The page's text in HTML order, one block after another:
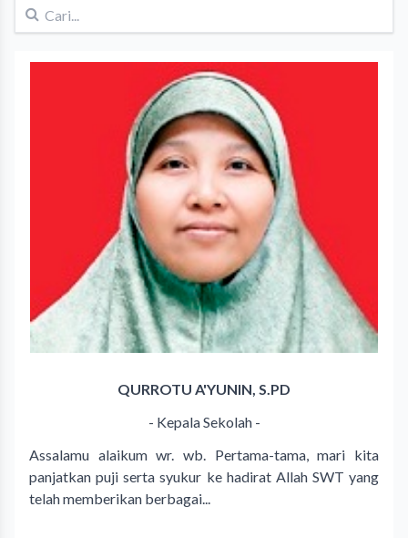
QURROTU A'YUNIN, S.PD
- Kepala Sekolah -
Assalamu alaikum wr. wb. Pertama-tama, mari kita
panjatkan puji serta syukur ke hadirat Allah SWT yang
telah memberikan berbagai...